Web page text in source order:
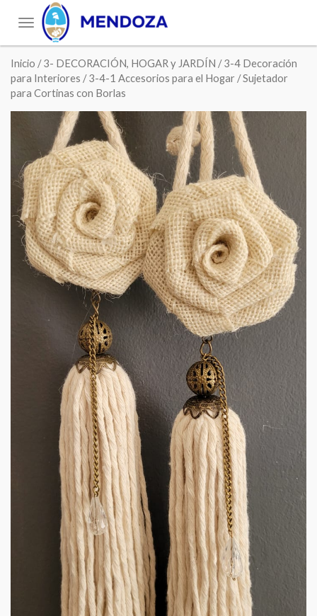
Toggle
navigation
Inicio /3- DECORACIÓN, HOGAR y JARDÍN /3-4 Decoración
para Interiores /3-4-1 Accesorios para el Hogar / Sujetador
para Cortinas con Borlas